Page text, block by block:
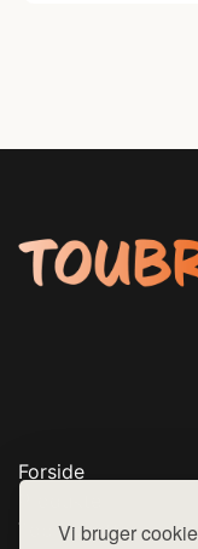
Vi bruger
Forside
Top Rabatter